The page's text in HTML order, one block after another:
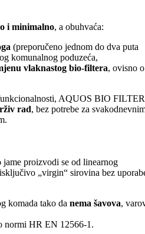
i minimalno, a obuhvaća:
(preporučeno jednom do dva puta
komunalnog poduzeća,
vlaknastog bio-filtera, ovisno o
AQUOS BIO FILTER
rad, bez potrebe za
proizvodi se od linearnog
„virgin“ sirovina bez
komada tako da nema šavova,
normi HR EN 12566-1.